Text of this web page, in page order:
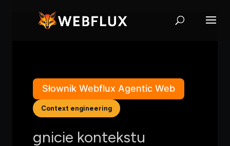
Słownik Webflux Agentic Web
Context engineering
gnicie kontekstu